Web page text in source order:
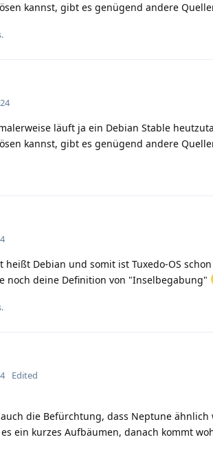
kannst, gibt es genügend andere
läuft ja ein Debian Stable
kannst, gibt es genügend andere
heißt Debian und somit ist Tuxedo-OS
noch deine Definition von "Inselbegabung"
Edited
die Befürchtung, dass Neptune
ein kurzes Aufbäumen, danach kommt